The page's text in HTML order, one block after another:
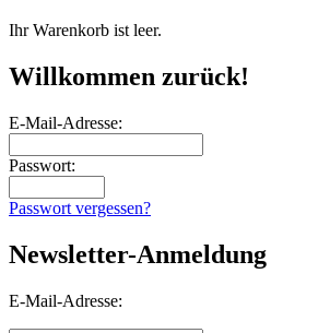
Ihr Warenkorb ist leer.
Willkommen zurück!
E-Mail-Adresse:
Passwort:
Passwort vergessen?
Newsletter-Anmeldung
E-Mail-Adresse: